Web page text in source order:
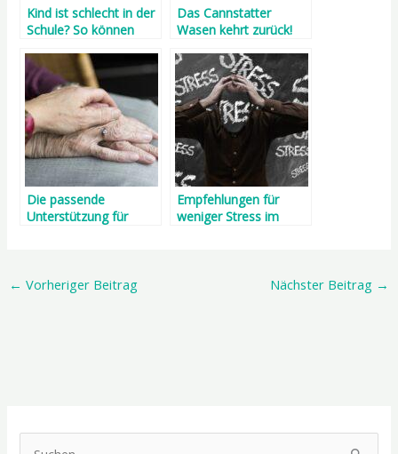
Kind ist schlecht in der
Schule? So können
Das Cannstatter
Wasen kehrt zurück!
Die passende
Unterstützung für
Empfehlungen für
weniger Stress im
← Vorheriger Beitrag Nächster Beitrag →